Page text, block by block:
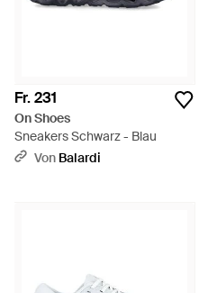
Fr. 231
On Shoes
Sneakers Schwarz - Blau
Von Balardi